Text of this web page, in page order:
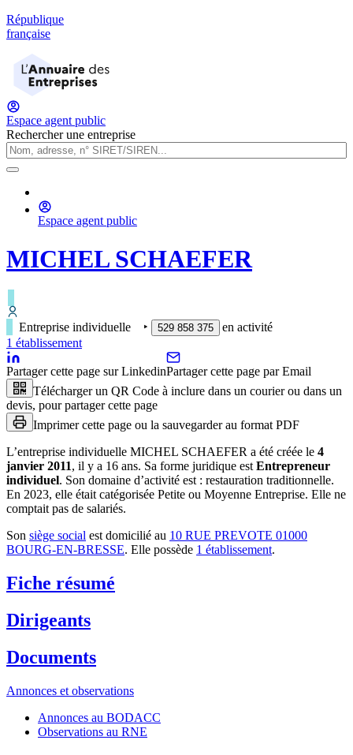
République
française
Espace agent public
Rechercher une entreprise
Espace agent public
MICHEL SCHAEFER
Entreprise individuelle ‣ 529 858 375
en activité
1 établissement
Partager cette page sur LinkedinPartager cette page par Email
Télécharger un QR Code à inclure dans un courier ou dans un
devis, pour partager cette page
Imprimer cette page ou la sauvegarder au format PDF
L’entreprise individuelle MICHEL SCHAEFER a été créée le 4
janvier 2011, il y a 16 ans. Sa forme juridique est Entrepreneur
individuel. Son domaine d’activité est : restauration traditionnelle.
En 2023, elle était catégorisée Petite ou Moyenne Entreprise. Elle ne
comptait pas de salariés.
Son siège social est domicilié au 10 RUE PREVOTE 01000
BOURG-EN-BRESSE. Elle possède 1 établissement.
Fiche résumé
Dirigeants
Documents
Annonces et observations
Annonces au BODACC
Observations au RNE